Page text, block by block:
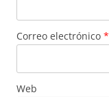
Correo electrónico *
Web